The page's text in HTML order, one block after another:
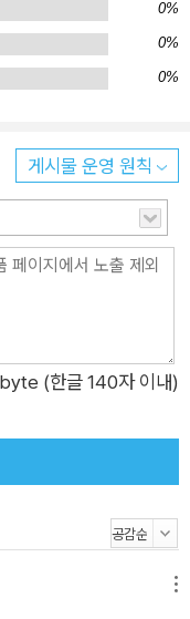
0%
0%
0%
게시물 운영 원칙
(한글 140자 이내)